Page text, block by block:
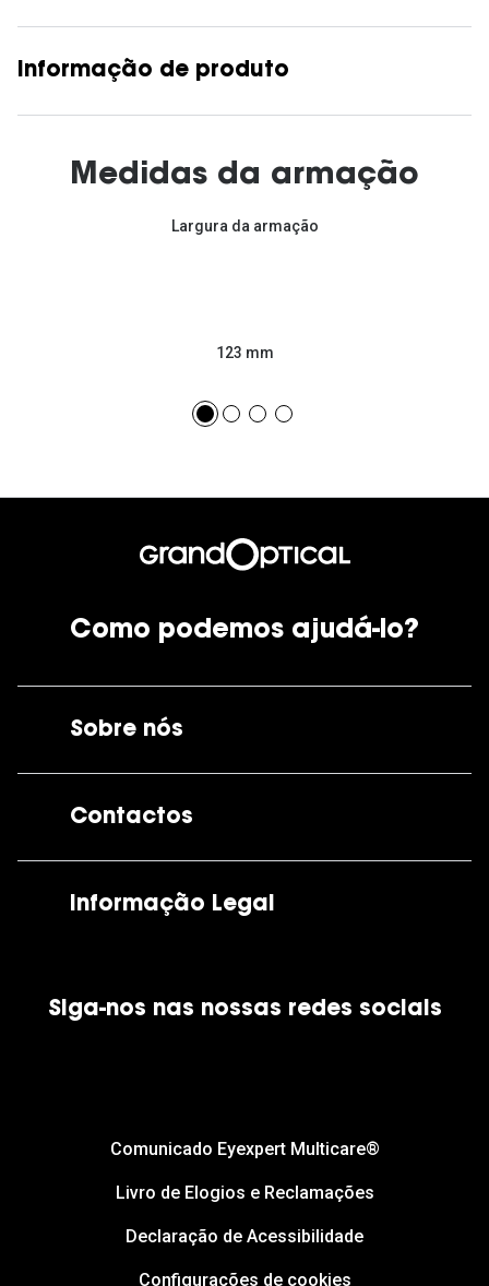
Informação de produto
Medidas da armação
Largura da armação
123 mm
Como podemos ajudá-lo?
Sobre nós
Contactos
Informação Legal
Política de Cookies
Siga-nos nas nossas redes sociais
Comunicado Eyexpert Multicare®
Livro de Elogios e Reclamações
Declaração de Acessibilidade
Configurações de cookies